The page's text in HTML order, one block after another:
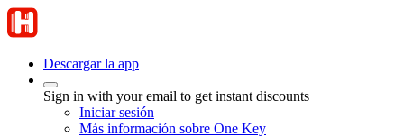
Descargar la app
Sign in with your email to get instant discounts
Iniciar sesión
Más información sobre One Key